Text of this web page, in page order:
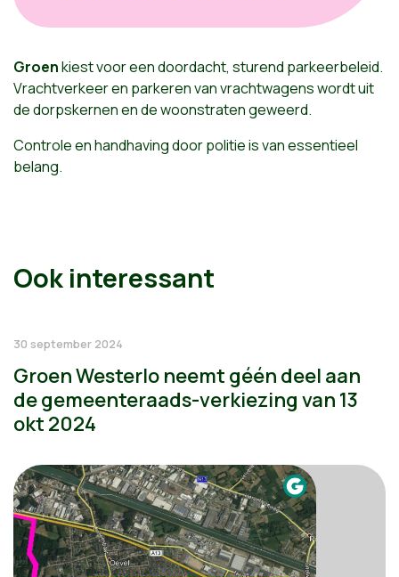
Groenkiest voor een doordacht, sturend parkeerbeleid.
Vrachtverkeer en parkeren van vrachtwagens wordt uit
de dorpskernen en de woonstraten geweerd.
Controle en handhaving door politie is van essentieel
belang.
Ook interessant
30 september 2024
Groen Westerlo neemt géén deel aan
de gemeenteraads-verkiezing van 13
okt 2024